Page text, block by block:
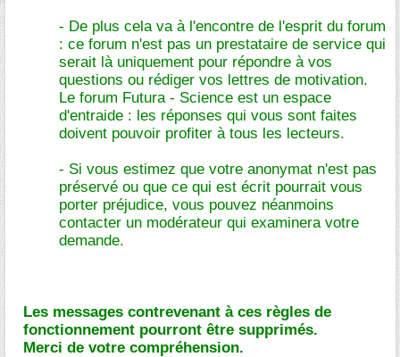
- De plus cela va à l'encontre de l'esprit du forum
: ce forum n'est pas un prestataire de service qui
serait là uniquement pour répondre à vos
questions ou rédiger vos lettres de motivation.
Le forum Futura - Science est un espace
d'entraide : les réponses qui vous sont faites
doivent pouvoir profiter à tous les lecteurs.
- Si vous estimez que votre anonymat n'est pas
préservé ou que ce qui est écrit pourrait vous
porter préjudice, vous pouvez néanmoins
contacter un modérateur qui examinera votre
demande.
Les messages contrevenant à ces règles de
fonctionnement pourront être supprimés.
Merci de votre compréhension.